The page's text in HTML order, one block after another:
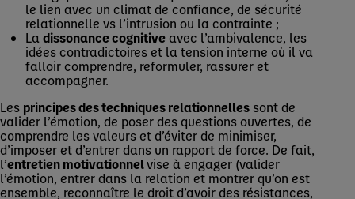
le lien avec un climat de confiance, de sécurité
relationnelle vs l’intrusion ou la contrainte ;
La dissonance cognitiveavec l’ambivalence, les
idées contradictoires et la tension interne où il va
falloir comprendre, reformuler, rassurer et
accompagner.
Les principes des techniques relationnelles sont de
valider l’émotion, de poser des questions ouvertes, de
comprendre les valeurs et d’éviter de minimiser,
d’imposer et d’entrer dans un rapport de force. De fait,
l’entretien motivationnelvise à engager (valider
l’émotion, entrer dans la relation et montrer qu’on est
ensemble, reconnaître le droit d’avoir des résistances,